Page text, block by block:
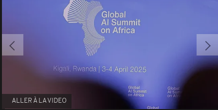
ALLER À LA VIDEO